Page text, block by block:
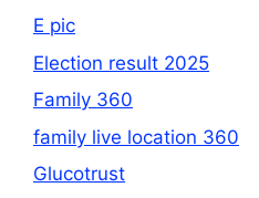
E pic
Election result 2025
Family 360
family live location 360
Glucotrust